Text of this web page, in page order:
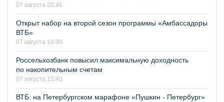
07 августа 20:46
Открыт набор на второй сезон программы «Амбассадоры
ВТБ»
07 августа 16:30
Россельхозбанк повысил максимальную доходность
по накопительным счетам
07 августа 15:40
ВТБ: на Петербургском марафоне «Пушкин - Петербург»